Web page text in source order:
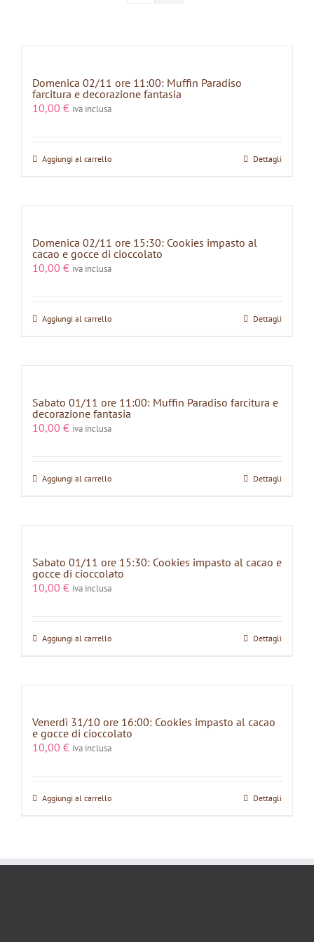
Domenica 02/11 ore 11:00: Muffin Paradiso
farcitura e decorazione fantasia
10,00 € iva inclusa
Aggiungi al carrello Dettagli
Domenica 02/11 ore 15:30: Cookies impasto al
cacao e gocce di cioccolato
10,00 € iva inclusa
Aggiungi al carrello Dettagli
Sabato 01/11 ore 11:00: Muffin Paradiso farcitura e
decorazione fantasia
10,00 € iva inclusa
Aggiungi al carrello Dettagli
Sabato 01/11 ore 15:30: Cookies impasto al cacao e
gocce di cioccolato
10,00 € iva inclusa
Aggiungi al carrello Dettagli
Venerdì 31/10 ore 16:00: Cookies impasto al cacao
e gocce di cioccolato
10,00 € iva inclusa
Aggiungi al carrello Dettagli